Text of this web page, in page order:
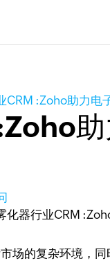
CRM :Zoho助力电
场的复杂环境，